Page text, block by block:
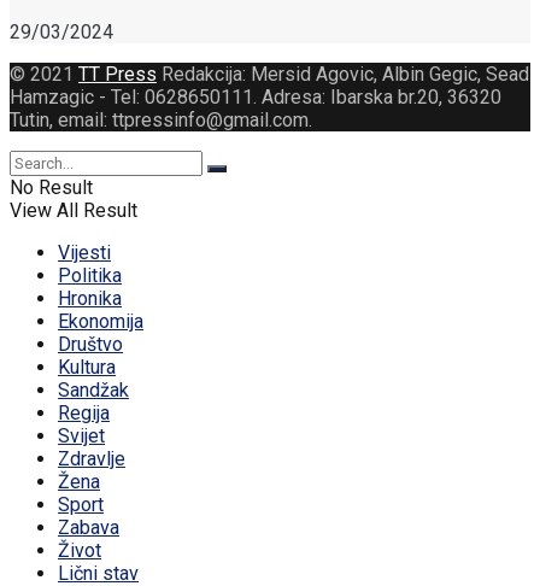
29/03/2024
© 2021 TT Press Redakcija: Mersid Agovic, Albin Gegic, Sead
Hamzagic - Tel: 0628650111. Adresa: Ibarska br.20, 36320
Tutin, email: ttpressinfo@gmail.com.
No Result
View All Result
Vijesti
Politika
Hronika
Ekonomija
Društvo
Kultura
Sandžak
Regija
Svijet
Zdravlje
Žena
Sport
Zabava
Život
Lični stav